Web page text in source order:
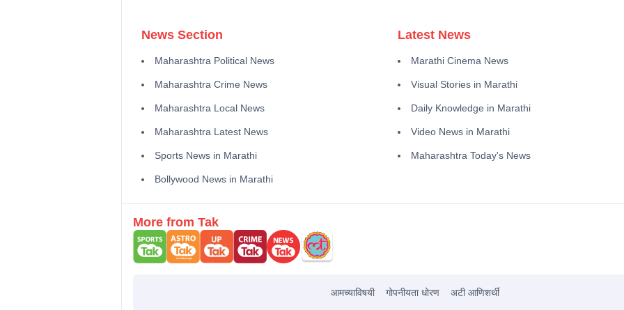
News Section
Maharashtra Political News
Maharashtra Crime News
Maharashtra Local News
Maharashtra Latest News
Sports News in Marathi
Bollywood News in Marathi
Latest News
Marathi Cinema News
Visual Stories in Marathi
Daily Knowledge in Marathi
Video News in Marathi
Maharashtra Today's News
More from Tak
आमच्याविषयी गोपनीयता धोरण अटी आणिशर्थी